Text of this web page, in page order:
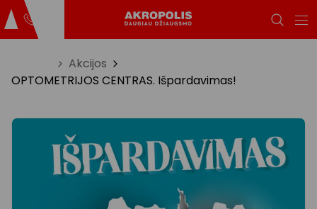
Akcijos
OPTOMETRIJOS CENTRAS. Išpardavimas!